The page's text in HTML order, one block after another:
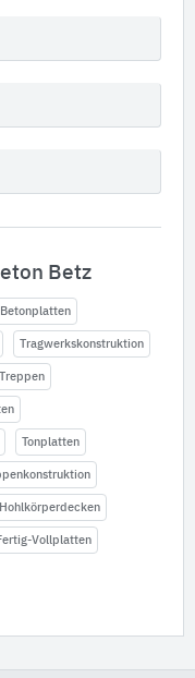
Betz
Betonplatten
Tragwerkskonstruktion
Treppen
Tonplatten
Hohlkörperdecken
Vollplatten